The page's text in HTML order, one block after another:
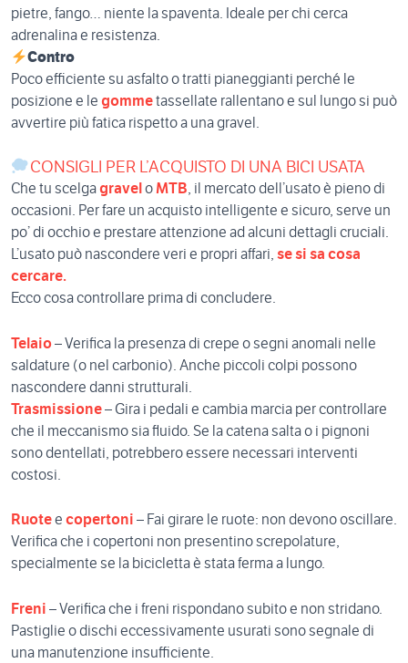
pietre, fango… niente la spaventa. Ideale per chi cerca
adrenalina e resistenza.
Contro
Poco efficiente su asfalto o tratti pianeggianti perché le
posizione e le gommetassellate rallentano e sul lungo si può
avvertire più fatica rispetto a una gravel.
CONSIGLI PER L’ACQUISTO DI UNA BICI USATA
Che tu scelgagravel o MTB , il mercato dell’usato è pieno di
occasioni. Per fare un acquisto intelligente e sicuro, serve un
po’ di occhio e prestare attenzione ad alcuni dettagli cruciali.
L’usato può nascondere veri e propri affari, se si sa cosa
cercare.
Ecco cosa controllare prima di concludere.
Telaio– Verifica la presenza di crepe o segni anomali nelle
saldature (o nel carbonio). Anche piccoli colpi possono
nascondere danni strutturali.
Trasmissione– Gira i pedali e cambia marcia per controllare
che il meccanismo sia fluido. Se la catena salta o i pignoni
sono dentellati, potrebbero essere necessari interventi
costosi.
Ruotee copertoni – Fai girare le ruote: non devono oscillare.
Verifica che i copertoni non presentino screpolature,
specialmente se la bicicletta è stata ferma a lungo.
Freni –Verifica che i freni rispondano subito e non stridano.
Pastiglie o dischi eccessivamente usurati sono segnale di
una manutenzione insufficiente.